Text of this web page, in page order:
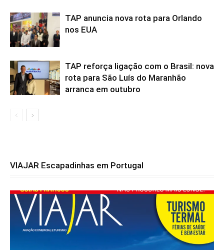
TAP anuncia nova rota para Orlando
nos EUA
TAP reforça ligação com o Brasil: nova
rota para São Luís do Maranhão
arranca em outubro
VIAJAR Escapadinhas em Portugal